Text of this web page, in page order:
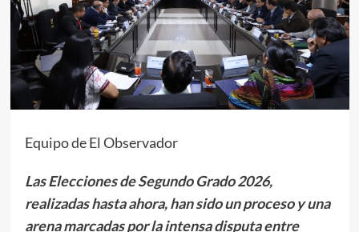
Equipo de El Observador
Las Elecciones de Segundo Grado 2026,
realizadas hasta ahora, han sido un proceso y una
arena marcadas por la intensa disputa entre